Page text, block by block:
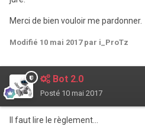
Merci de bien vouloir me pardonner.
Modifié 10 mai 2017par i_ProTz
Bot 2.0
Posté 10 mai 2017
Il faut lire le règlement...